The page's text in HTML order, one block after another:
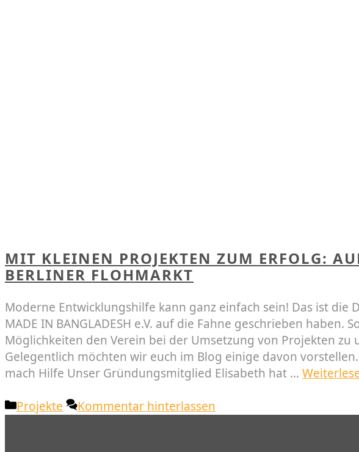
MIT KLEINEN PROJEKTEN ZUM ERFOLG:
BERLINER FLOHMARKT
Moderne Entwicklungshilfe kann ganz einfach sein! Das ist die
MADE IN BANGLADESH e.V. auf die Fahne geschrieben haben.
Möglichkeiten den Verein bei der Umsetzung von Projekten zu
Gelegentlich möchten wir euch im Blog einige davon
mach Hilfe Unser Gründungsmitglied Elisabeth hat …
Kategorien
Projekte Kommentar hinterlassen